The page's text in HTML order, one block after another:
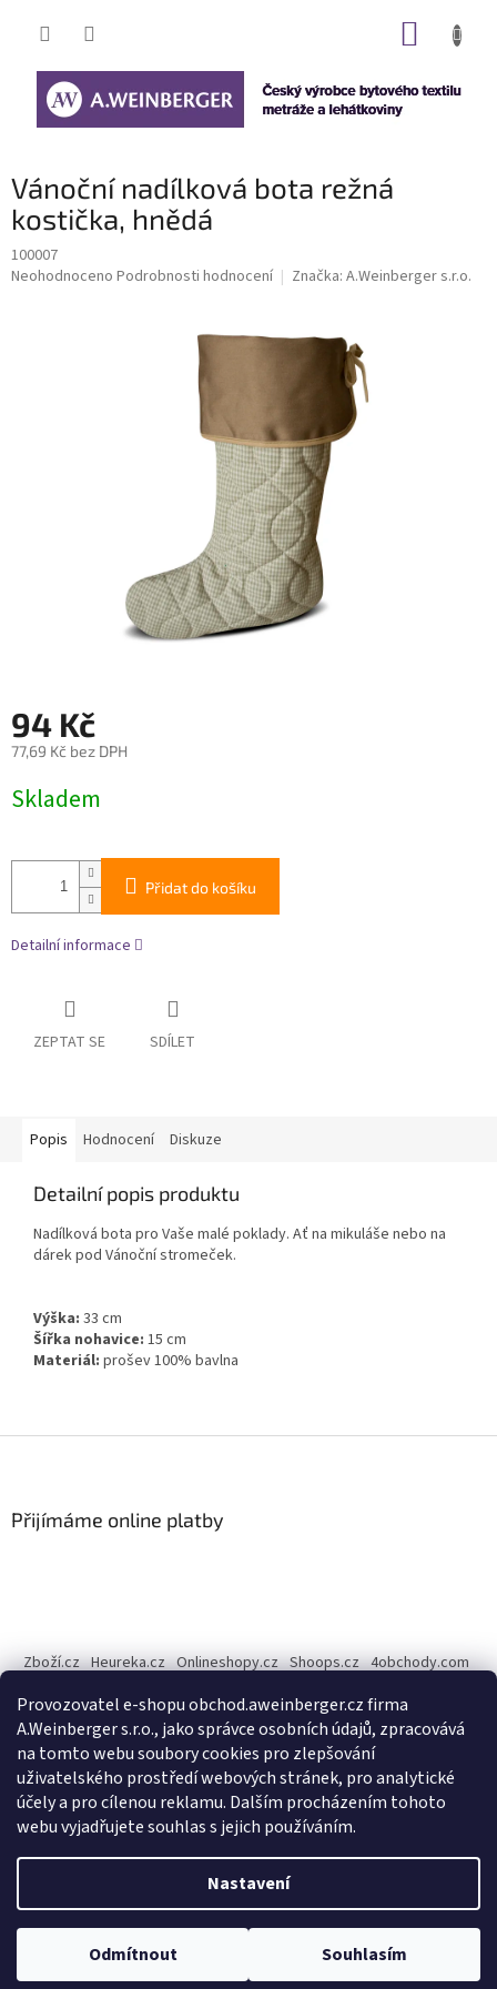
Provozovatel e-shopu obchod.aweinberger.cz firma
A.Weinberger s.r.o., jako správce osobních údajů, zpracovává
na tomto webu soubory cookies pro zlepšování
uživatelského prostředí webových stránek, pro analytické
účely a pro cílenou reklamu. Dalším procházením tohoto
webu vyjadřujete souhlas s jejich používáním.
Nastavení
Odmítnout Souhlasím
Vánoční nadílková bota režná
kostička, hnědá
100007
Průměrné
Neohodnoceno Podrobnosti hodnocení Značka: A.Weinberger s.r.o.
94 Kč
77,69 Kč bez DPH
cena:
Skladem
Přidat do košíku
Detailní informace
ZEPTAT SE SDÍLET
Popis Hodnocení Diskuze
Detailní popis produktu
Nadílková bota pro Vaše malé poklady. Ať na mikuláše nebo na
dárek pod Vánoční stromeček.
Výška: 33 cm
Šířka nohavice: 15 cm
Materiál: prošev 100% bavlna
Přijímáme online platby
Zboží.cz Heureka.cz Onlineshopy.cz Shoops.cz 4obchody.com
Internetové obchody online, srovnání cen - Dobchody.cz
A.Weinberger on
Copyright 2026A.Weinberger - český bytový textil. Všechna
práva vyhrazena.
Upravit nastavení cookies